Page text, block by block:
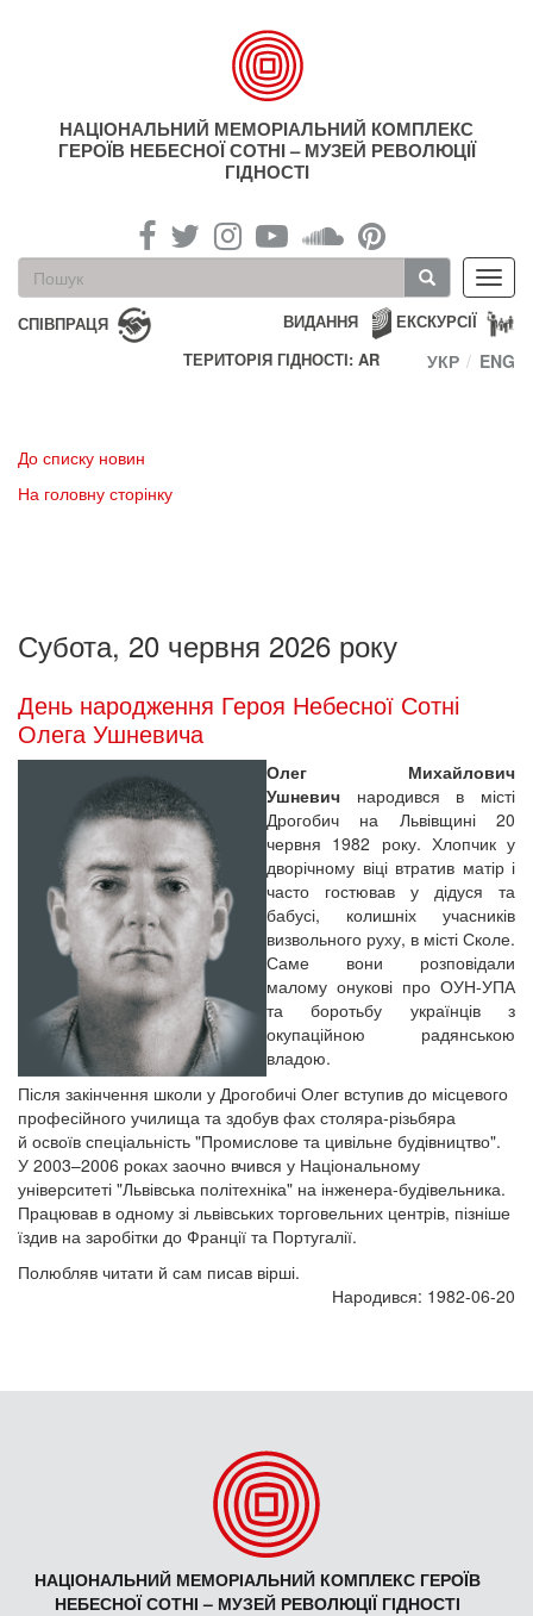
НАЦІОНАЛЬНИЙ МЕМОРІАЛЬНИЙ КОМПЛЕКС
ГЕРОЇВ НЕБЕСНОЇ СОТНІ – МУЗЕЙ РЕВОЛЮЦІЇ
ГІДНОСТІ
Пошукова
форма
Пошук
СПІВПРАЦЯ ЕКСКУРСІЇ
ВИДАННЯ
ТЕРИТОРІЯ ГІДНОСТІ: AR
УКР ENG
До списку новин
На головну сторінку
Субота, 20 червня 2026 року
День народження Героя Небесної Сотні
Олега Ушневича
Олег Михайлович
Ушневич народився в місті
Дрогобич на Львівщині 20
червня 1982 року. Хлопчик у
дворічному віці втратив матір і
часто гостював у дідуся та
бабусі, колишніх учасників
визвольного руху, в місті Сколе.
Саме вони розповідали
малому онукові про ОУН-УПА
та боротьбу українців з
окупаційною радянською
владою.
Після закінчення школи у Дрогобичі Олег вступив до місцевого
професійного училища та здобув фах столяра-різьбяра
й освоїв спеціальність "Промислове та цивільне будівництво".
У 2003–2006 роках заочно вчився у Національному
університеті "Львівська політехніка" на інженера-будівельника.
Працював в одному зі львівських торговельних центрів, пізніше
їздив на заробітки до Франції та Португалії.
Полюбляв читати й сам писав вірші.
Народився: 1982-06-20
НАЦІОНАЛЬНИЙ МЕМОРІАЛЬНИЙ КОМПЛЕКС ГЕРОЇВ
НЕБЕСНОЇ СОТНІ – МУЗЕЙ РЕВОЛЮЦІЇ ГІДНОСТІ